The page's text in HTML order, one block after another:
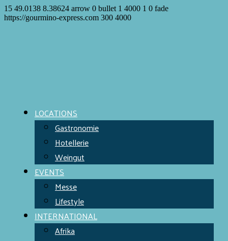
15 49.0138 8.38624 arrow 0 bullet 1 4000 1 0 fade
https://gourmino-express.com 300 4000
LOCATIONS
Gastronomie
Hotellerie
Weingut
EVENTS
Messe
Lifestyle
INTERNATIONAL
Afrika